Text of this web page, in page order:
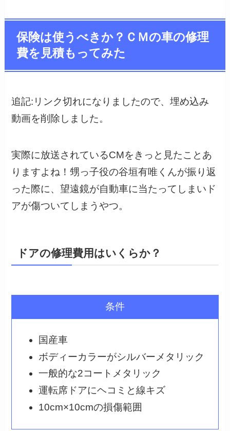
保険は使うべきか？ＣＭの車の修理
費を見積もってみた
追記:リンク切れになりましたので、埋め込み
動画を削除しました。
実際に放送されているCMをきっと見たことあ
りますよね！甥っ子役の谷垣有唯くんが振り返
った際に、望遠鏡が自動車に当たってしまいド
アが傷ついてしまうやつ。
ドアの修理費用はいくらか？
条件
国産車
ボディーカラーがシルバーメタリック
一般的な2コートメタリック
運転席ドアにヘコミと線キズ
10cm×10cmの損傷範囲